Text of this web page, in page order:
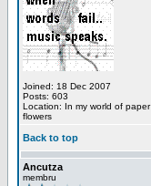
Joined: 18 Dec 2007
Posts: 603
Location: In my world of paper
flowers
Back to top
Ancutza
membru